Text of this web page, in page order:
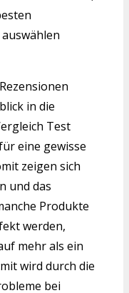
in die
Test
eine gewisse
zeigen sich
und das
Produkte
werden,
mehr als ein
wird durch die
bei